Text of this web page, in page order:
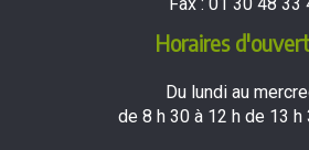
Fax : 01 30 48 33
Horaires
Du lundi au
de 8 h 30 à 12 h de 13 h